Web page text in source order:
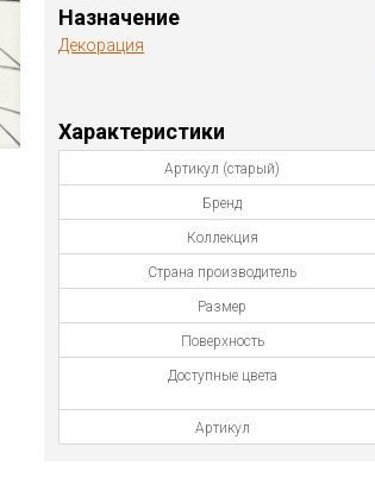
Назначение
Декорация
Характеристики
Артикул (старый)
Бренд
Коллекция
Страна производитель
Размер
Поверхность
Доступные цвета
Артикул